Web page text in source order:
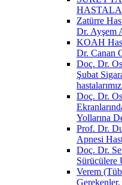
Zatürre
Dr. Ayşem
KOAH
Dr. Canan
Doç. Dr.
Şubat
Doç. Dr.
Yollarına
Prof. Dr.
Apnesi
Doç. Dr.
Sürücülere
Verem